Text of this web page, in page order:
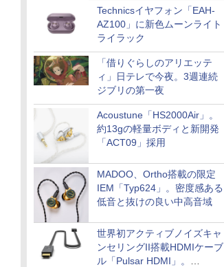
Technicsイヤフォン「EAH-
AZ100」に新色ムーンライト
ライラック
「借りぐらしのアリエッテ
ィ」日テレで今夜。3週連続
ジブリの第一夜
Acoustune「HS2000Air」。
約13gの軽量ボディと新開発
「ACT09」採用
MADOO、Ortho搭載の限定
IEM「Typ624」。密度感ある
低音と抜けの良い中高音域
世界初アクティブノイズキャ
ンセリングII搭載HDMIケーブ
ル「Pulsar HDMI」。